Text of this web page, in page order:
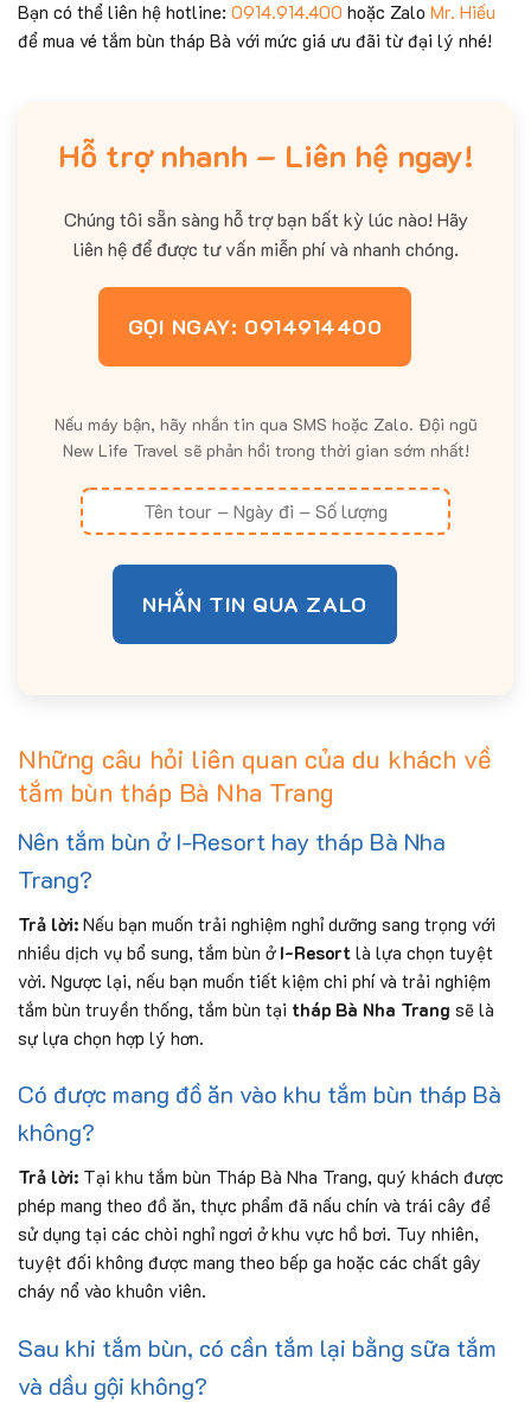
Bạn có thể liên hệ hotline: 0914.914.400 hoặc Zalo Mr. Hiếu
để mua vé tắm bùn tháp Bà với mức giá ưu đãi từ đại lý nhé!
Hỗ trợ nhanh – Liên hệ ngay!
Chúng tôi sẵn sàng hỗ trợ bạn bất kỳ lúc nào! Hãy
liên hệ để được tư vấn miễn phí và nhanh chóng.
GỌI NGAY: 0914914400
Nếu máy bận, hãy nhắn tin qua SMS hoặc Zalo. Đội ngũ
New Life Travel sẽ phản hồi trong thời gian sớm nhất!
NHẮN TIN QUA ZALO
Những câu hỏi liên quan của du khách về
tắm bùn tháp Bà Nha Trang
Nên tắm bùn ở I-Resort hay tháp Bà Nha
Trang?
Trả lời: Nếu bạn muốn trải nghiệm nghỉ dưỡng sang trọng với
nhiều dịch vụ bổ sung, tắm bùn ở I-Resort là lựa chọn tuyệt
vời. Ngược lại, nếu bạn muốn tiết kiệm chi phí và trải nghiệm
tắm bùn truyền thống, tắm bùn tại tháp Bà Nha Trang sẽ là
sự lựa chọn hợp lý hơn.
Có được mang đồ ăn vào khu tắm bùn tháp Bà
không?
Trả lời: Tại khu tắm bùn Tháp Bà Nha Trang, quý khách được
phép mang theo đồ ăn, thực phẩm đã nấu chín và trái cây để
sử dụng tại các chòi nghỉ ngơi ở khu vực hồ bơi. Tuy nhiên,
tuyệt đối không được mang theo bếp ga hoặc các chất gây
cháy nổ vào khuôn viên.
Sau khi tắm bùn, có cần tắm lại bằng sữa tắm
và dầu gội không?